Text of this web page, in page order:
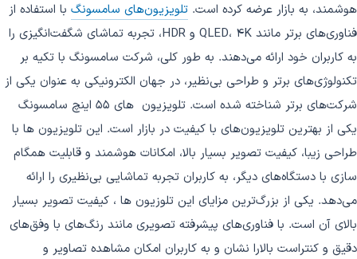
هوشمند، به بازار عرضه کرده است. تلویزیون‌های سامسونگ با استفاده از
فناوری‌های برتر مانند QLED، 4K و HDR، تجربه تماشای شگفت‌انگیزی را
به کاربران خود ارائه می‌دهند. به طور کلی، شرکت سامسونگ با تکیه بر
تکنولوژی‌های برتر و طراحی بی‌نظیر، در جهان الکترونیکی به عنوان یکی از
شرکت‌های برتر شناخته شده است. تلویزیون های 55 اینچ سامسونگ
یکی از بهترین تلویزیون‌های با کیفیت در بازار است. این تلویزیون ها با
طراحی زیبا، کیفیت تصویر بسیار بالا، امکانات هوشمند و قابلیت همگام
سازی با دستگاه‌های دیگر، به کاربران تجربه تماشایی بی‌نظیری را ارائه
می‌دهد. یکی از بزرگ‌ترین مزایای این تلوزیون ها ، کیفیت تصویر بسیار
بالای آن است. با فناوری‌های پیشرفته تصویری مانند رنگ‌های با وفق‌های
دقیق و کنتراست بالارا نشان و به کاربران امکان مشاهده تصاویر و